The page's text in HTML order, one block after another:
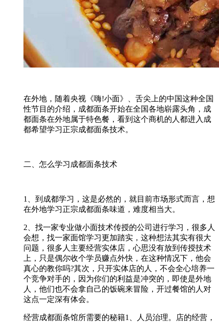
在外地，随着央视《嗨!小面》、舌尖上的中国这种全国
性节目的介绍，成都面条开始在全国各地崭露头角，成
都面条在外地属于特色餐，看到这个商机的人都进入成
都希望学习正宗成都面条技术。
二、怎么学习成都面条技术
1、到成都学习，这是必然的，就目前市场形式而言，想
在外地学习正宗成都面条味道，难度相当大。
2、找一家专业做小面技术传授的公司进行学习，很多人
会想，找一家面馆学习更加踏实，这种想法其实有很大
问题，很多人主要经营实体店，心思没有放到传授技术
上，只是偶尔收个学员赚点外快，在这种情况下，他会
真心的教你吗?其次，只开实体店的人，不会全心培养一
个竞争对手的，因为你们的利益是冲突的，即使是外地
人，他们也不会拿自己的饭碗来冒险，开过餐馆的人对
这点一定深有体会。
经营成都面条馆所需要的秘籍1、人员治理。店的经营，